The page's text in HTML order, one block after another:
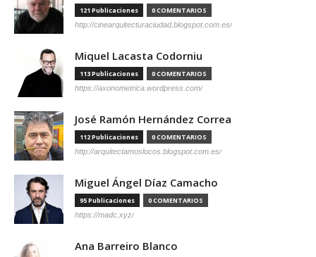
121 Publicaciones 0 COMENTARIOS
http://cinearquitecturaciudad.blogspot.com.es/
Miquel Lacasta Codorniu
113 Publicaciones 0 COMENTARIOS
https://axonometrica.wordpress.com/
José Ramón Hernández Correa
112 Publicaciones 0 COMENTARIOS
http://arquitectamoslocos.blogspot.com.es/
Miguel Ángel Díaz Camacho
95 Publicaciones 0 COMENTARIOS
https://madc.xyz/
Ana Barreiro Blanco